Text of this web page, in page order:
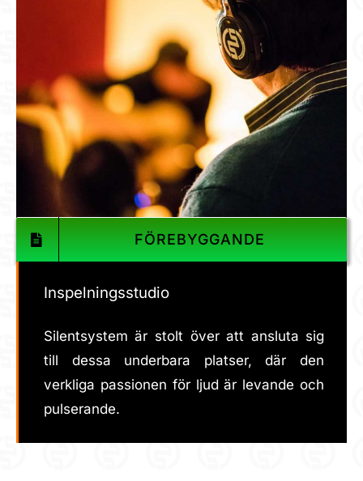
Inspelningsstudio
Silentsystem är stolt över att ansluta sig
till dessa underbara platser, där den
verkliga passionen för ljud är levande och
pulserande.
FÖREBYGGANDE